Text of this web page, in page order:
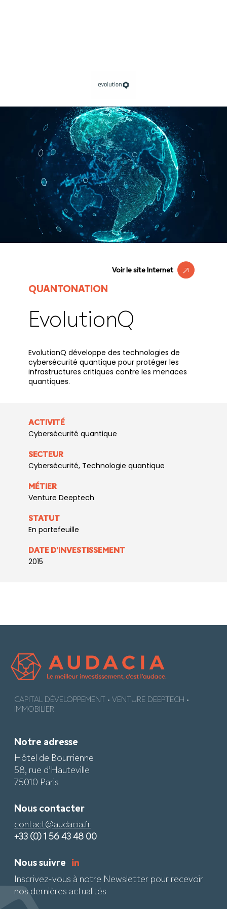
Voir le site Internet
QUANTONATION
EvolutionQ
EvolutionQ développe des technologies de
cybersécurité quantique pour protéger les
infrastructures critiques contre les menaces
quantiques.
ACTIVITÉ
Cybersécurité quantique
SECTEUR
Cybersécurité, Technologie quantique
MÉTIER
Venture Deeptech
STATUT
En portefeuille
DATE D'INVESTISSEMENT
2015
CAPITAL DÉVELOPPEMENT • VENTURE DEEPTECH •
IMMOBILIER
Notre adresse
Hôtel de Bourrienne
58, rue d’Hauteville
75010 Paris
Nous contacter
contact@audacia.fr
+33 (0) 1 56 43 48 00
Nous suivre
Inscrivez-vous à notre Newsletter pour recevoir
nos dernières actualités